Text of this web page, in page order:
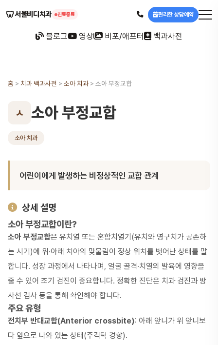
🦷서울비디치과 진료종료 편리한 상담예약
블로그 영상 비포/애프터 백과사전
홈 > 치과 백과사전 > 소아 치과 > 소아 부정교합
ㅅ 소아 부정교합
소아 치과
어린이에게 발생하는 비정상적인 교합 관계
상세 설명
소아 부정교합이란?
소아 부정교합은 유치열 또는 혼합치열기(유치와 영구치가 공존하
는 시기)에 위·아래 치아의 맞물림이 정상 위치를 벗어난 상태를 말
합니다. 성장 과정에서 나타나며, 얼굴 골격·치열의 발육에 영향을
줄 수 있어 조기 검진이 중요합니다. 정확한 진단은 치과 검진과 방
사선 검사 등을 통해 확인해야 합니다.
주요 유형
전치부 반대교합(Anterior crossbite): 아래 앞니가 위 앞니보
다 앞으로 나와 있는 상태(주걱턱 경향).